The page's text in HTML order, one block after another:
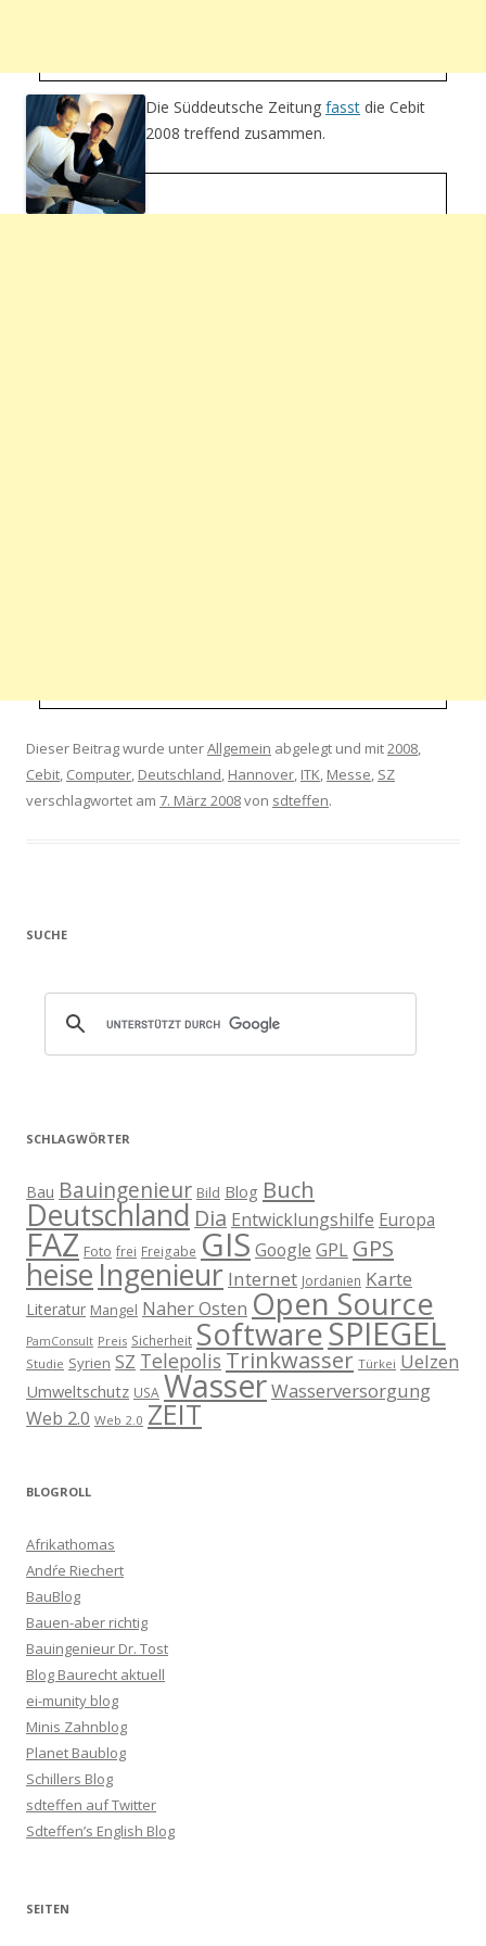
Die Süddeutsche Zeitung fasst die Cebit
2008 treffend zusammen.
Dieser Beitrag wurde unterAllgemein abgelegt und mit2008,
Cebit, Computer, Deutschland, Hannover, ITK, Messe, SZ
verschlagwortet am 7. März 2008von sdteffen.
SUCHE
SCHLAGWÖRTER
Bau Bauingenieur Bild Blog Buch
Deutschland Dia Entwicklungshilfe Europa
FAZ Foto frei Freigabe GIS Google GPL GPS
heise Ingenieur Internet Jordanien Karte
Literatur Mangel Naher Osten Open Source
PamConsult Preis Sicherheit SoftwareSPIEGEL
Studie Syrien SZ Telepolis Trinkwasser Türkei Uelzen
Umweltschutz USA WasserWasserversorgung
Web 2.0 Web 2.0 ZEIT
BLOGROLL
Afrikathomas
Andŕe Riechert
BauBlog
Bauen-aber richtig
Bauingenieur Dr. Tost
Blog Baurecht aktuell
ei-munity blog
Minis Zahnblog
Planet Baublog
Schillers Blog
sdteffen auf Twitter
Sdteffen’s English Blog
SEITEN